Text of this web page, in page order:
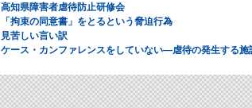
高知県障害者虐待防止研修会
「拘束の同意書」をとるという脅迫行為
見苦しい言い訳
ケース・カンファレンスをしていない―虐待の発生する施